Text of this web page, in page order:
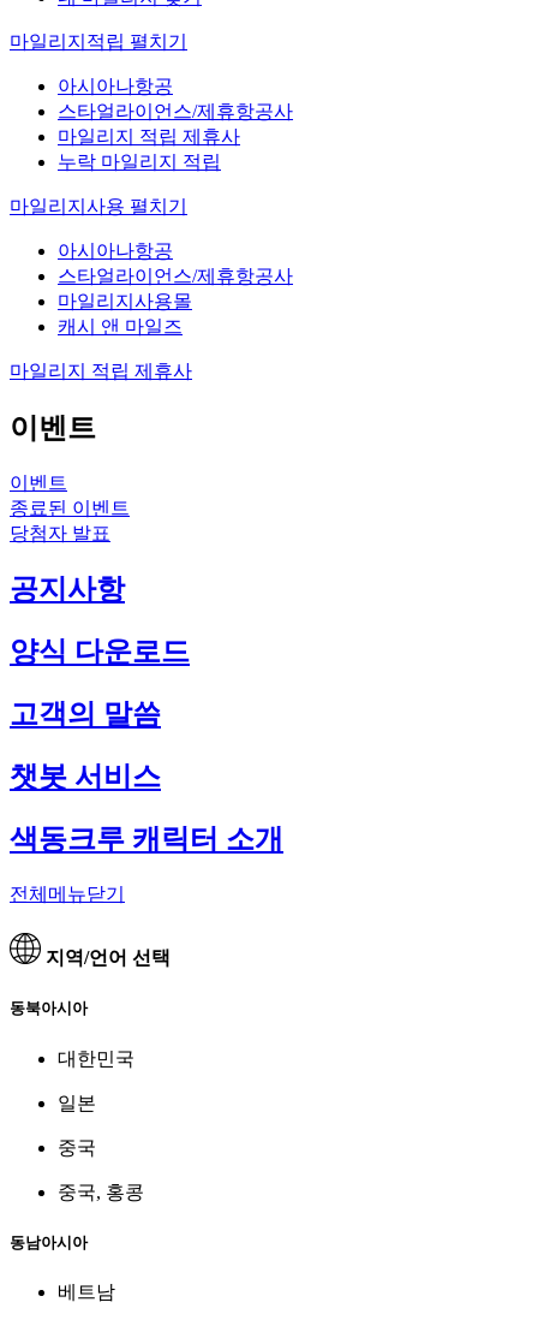
마일리지적립 펼치기
아시아나항공
스타얼라이언스/제휴항공사
마일리지 적립 제휴사
누락 마일리지 적립
마일리지사용 펼치기
아시아나항공
스타얼라이언스/제휴항공사
마일리지사용몰
캐시 앤 마일즈
마일리지 적립 제휴사
이벤트
이벤트
종료된 이벤트
당첨자 발표
공지사항
양식 다운로드
고객의 말씀
챗봇 서비스
색동크루 캐릭터 소개
전체메뉴닫기
지역/언어 선택
동북아시아
대한민국
일본
중국
중국, 홍콩
동남아시아
베트남